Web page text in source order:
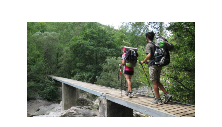
LA
GR11
CON
TIENDA
DE
CAMPAÑA?